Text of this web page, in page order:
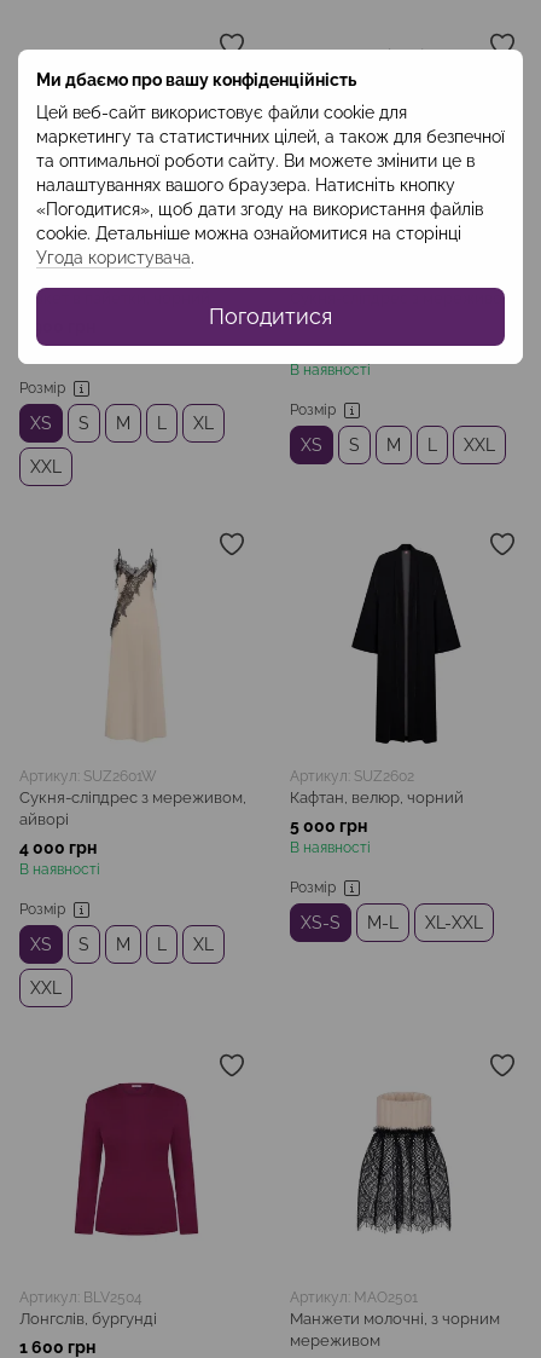
Ми дбаємо про вашу конфіденційність
Цей веб-сайт використовує файли cookie для
маркетингу та статистичних цілей, а також для безпечної
та оптимальної роботи сайту. Ви можете змінити це в
налаштуваннях вашого браузера. Натисніть кнопку
«Погодитися», щоб дати згоду на використання файлів
cookie. Детальніше можна ознайомитися на сторінці
Угода користувача.
Погодитися
Жакет в пайетки, чорний
В наявності
Розмір
XS S M XL
XXL
Сукня-сліпдрес з мереживом,
чорна
4 000 грн
В наявності
Розмір
XS S M XXL
Артикул: SUZ2601W
Сукня-сліпдрес з мереживом,
айворі
4 000 грн
В наявності
Розмір
XS S M XL
XXL
Артикул: SUZ2602
Кафтан, велюр, чорний
5 000 грн
В наявності
Розмір
XS-S M-L XL-XXL
Артикул: BLV2504
Лонгслів, бургунді
1 600 грн
Артикул: MAO2501
Манжети молочні, з чорним
мереживом